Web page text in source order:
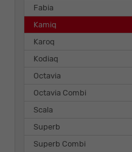
Fabia
Kamiq
Karoq
Kodiaq
Octavia
Octavia Combi
Scala
Superb
Superb Combi